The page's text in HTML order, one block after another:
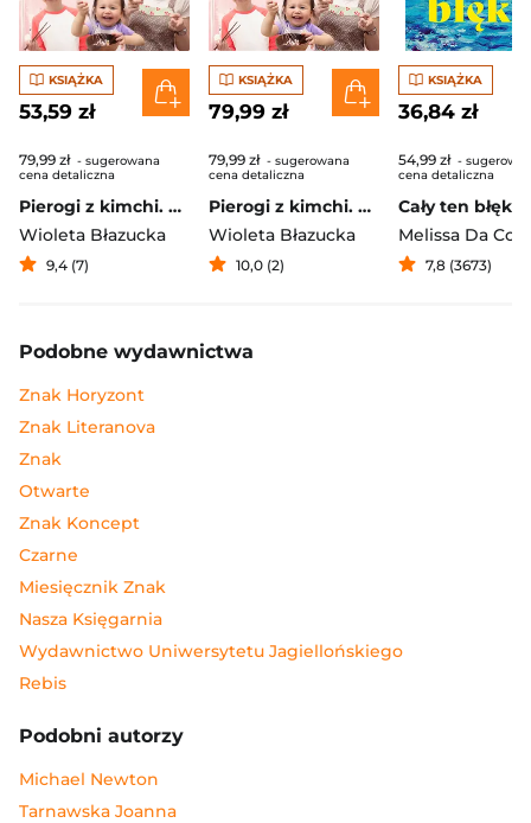
KSIĄŻKA
53,59 zł
79,99 zł - sugerowana
cena detaliczna
Pierogi z kimchi. Moje ulubione azjatyckie przepisy
Wioleta Błazucka
9,4 (7)
KSIĄŻKA
79,99 zł
79,99 zł - sugerowana
cena detaliczna
Pierogi z kimchi. Moje ulubione azjatyckie przepisy - książka z autografem
Wioleta Błazucka
10,0 (2)
KSIĄŻKA
36,84 zł
54,99 zł -
cena detaliczna
Cały ten błękit
Melissa Da
7,8 (3673)
Podobne wydawnictwa
Znak Horyzont
Znak Literanova
Znak
Otwarte
Znak Koncept
Czarne
Miesięcznik Znak
Nasza Księgarnia
Wydawnictwo Uniwersytetu Jagiellońskiego
Rebis
Podobni autorzy
Michael Newton
Tarnawska Joanna